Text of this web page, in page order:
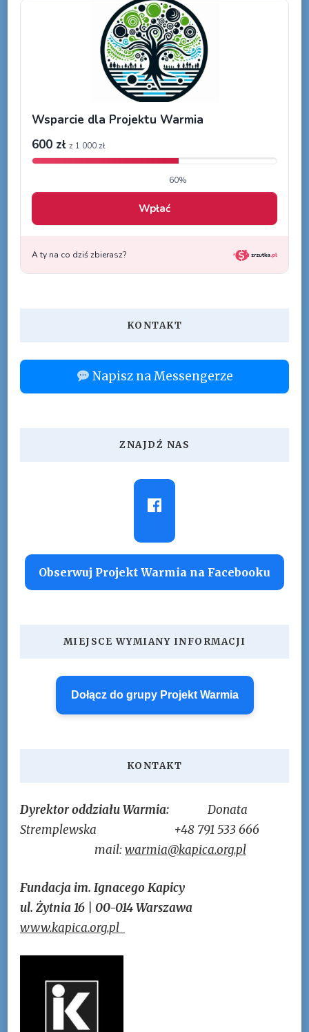
KONTAKT
Napisz na Messengerze
ZNAJDŹ NAS
Obserwuj Projekt Warmia na Facebooku
MIEJSCE WYMIANY INFORMACJI
Dołącz do grupy Projekt Warmia
KONTAKT
Dyrektor oddziału Warmia: Donata
Stremplewska +48 791 533 666
mail:warmia@kapica.org.pl
Fundacja im. Ignacego Kapicy
ul. Żytnia 16 | 00-014 Warszawa
www.kapica.org.pl